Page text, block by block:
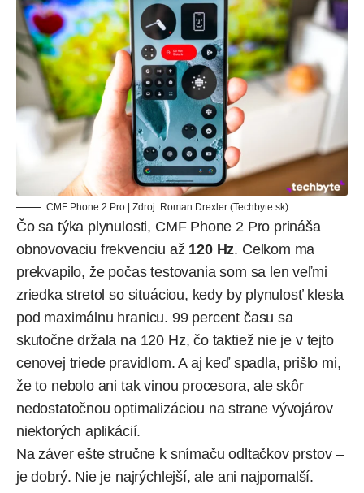
CMF Phone 2 Pro | Zdroj: Roman Drexler (Techbyte.sk)
Čo sa týka plynulosti, CMF Phone 2 Pro prináša
obnovovaciu frekvenciu až 120 Hz. Celkom ma
prekvapilo, že počas testovania som sa len veľmi
zriedka stretol so situáciou, kedy by plynulosť klesla
pod maximálnu hranicu. 99 percent času sa
skutočne držala na 120 Hz, čo taktiež nie je v tejto
cenovej triede pravidlom. A aj keď spadla, prišlo mi,
že to nebolo ani tak vinou procesora, ale skôr
nedostatočnou optimalizáciou na strane vývojárov
niektorých aplikácií.
Na záver ešte stručne k snímaču odltačkov prstov –
je dobrý. Nie je najrýchlejší, ale ani najpomalší.